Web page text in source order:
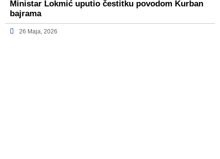
Ministar Lokmić uputio čestitku povodom Kurban
bajrama
26 Maja, 2026